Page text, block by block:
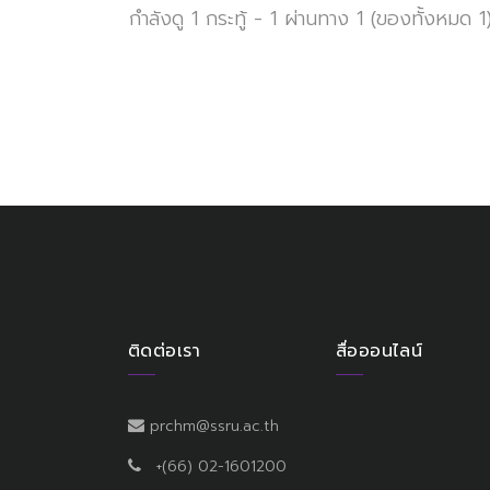
กำลังดู 1 กระทู้ - 1 ผ่านทาง 1 (ของทั้งหมด
ติดต่อเรา
prchm@ssru.ac.th
+(66) 02-1601200
สื่อออนไลน์